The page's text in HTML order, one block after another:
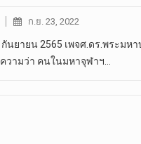
ก.ย. 23, 2022
กันยายน 2565 เพจศ.ดร.พระมห
วามว่า คนในมหาจุฬาฯ…